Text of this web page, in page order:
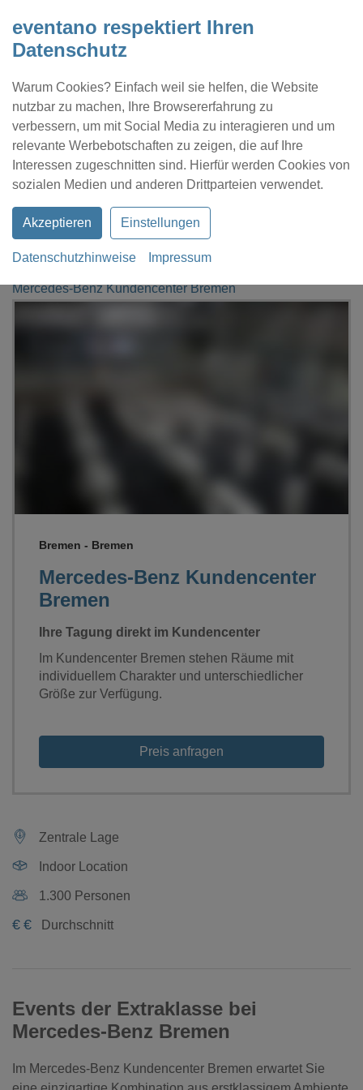
eventano respektiert Ihren
Datenschutz
Warum Cookies? Einfach weil sie helfen, die Website
nutzbar zu machen, Ihre Browsererfahrung zu
verbessern, um mit Social Media zu interagieren und um
relevante Werbebotschaften zu zeigen, die auf Ihre
Interessen zugeschnitten sind. Hierfür werden Cookies von
sozialen Medien und anderen Drittparteien verwendet.
Akzeptieren Einstellungen
Datenschutzhinweise Impressum
Kontakt Location eintragen Profil
Mercedes-Benz Kundencenter Bremen
Mercedes-Benz Kundencenter
Bremen
Bremen - Bremen
Ihre Tagung direkt im Kundencenter
Im Kundencenter Bremen stehen Räume mit
individuellem Charakter und unterschiedlicher
Größe zur Verfügung.
Preis anfragen
Zentrale Lage
Indoor Location
1.300 Personen
€ € Durchschnitt
Events der Extraklasse bei
Mercedes-Benz Bremen
Im Mercedes-Benz Kundencenter Bremen erwartet Sie